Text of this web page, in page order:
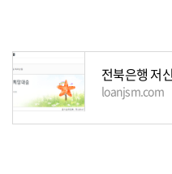
전북은행 저
loanjsm.com